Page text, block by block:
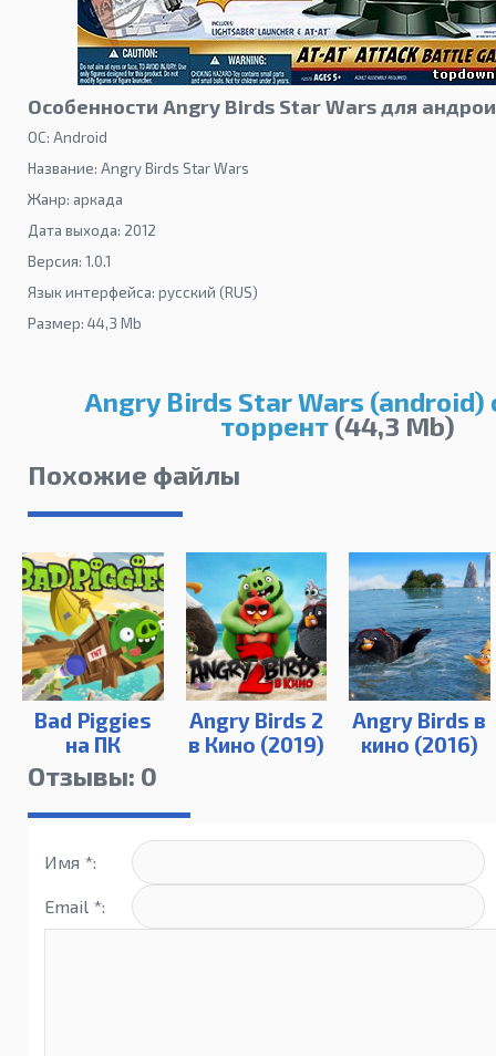
Особенности Angry Birds Star Wars для
ОС: Android
Название: Angry Birds Star Wars
Жанр: аркада
Дата выхода: 2012
Версия: 1.0.1
Язык интерфейса: русский (RUS)
Размер: 44,3 Mb
Angry Birds Star Wars (android)
торрент (44,3 Mb)
Похожие файлы
Bad Piggies
на ПК
Angry Birds 2
в Кино (2019)
Angry Birds в
кино (2016)
Отзывы: 0
Имя *:
Email *: